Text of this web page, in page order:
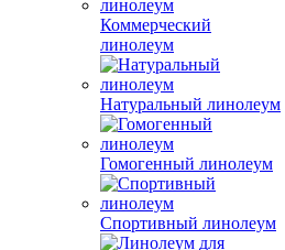
Коммерческий
линолеум
Натуральный линолеум
Гомогенный линолеум
Спортивный линолеум